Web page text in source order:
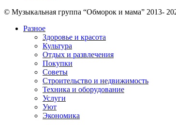
© Музыкальная группа “Обморок и мама” 2013-
Разное
Здоровье и красота
Культура
Отдых и развлечения
Покупки
Советы
Строительство и недвижимость
Техника и оборудование
Услуги
Уют
Экономика